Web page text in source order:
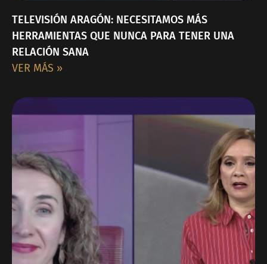
TELEVISIÓN ARAGÓN: NECESITAMOS MÁS
HERRAMIENTAS QUE NUNCA PARA TENER UNA
RELACIÓN SANA
VER MÁS »